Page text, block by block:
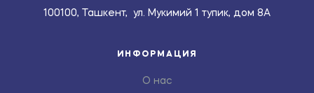
100100, Ташкент, ул. Мукимий 1 тупик, дом 8А
ИНФОРМАЦИЯ
О нас